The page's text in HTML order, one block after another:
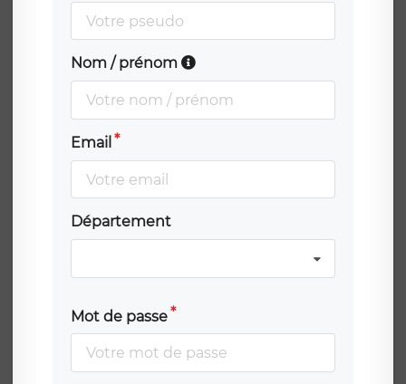
Nom / prénom
Email
Département
Mot de passe